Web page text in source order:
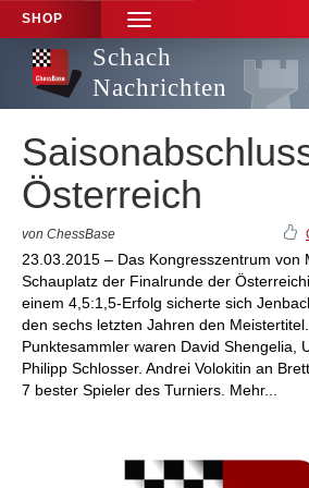
SHOP
TOGGLE
NAVIGATION
Schach
Nachrichten
Österreich
von ChessBase
23.03.2015 – Das Kongresszentrum von
Schauplatz der Finalrunde der
einem 4,5:1,5-Erfolg sicherte sich
den sechs letzten Jahren den
Punktesammler waren David Shengelia,
Philipp Schlosser. Andrei Volokitin an
7 bester Spieler des Turniers. Mehr...